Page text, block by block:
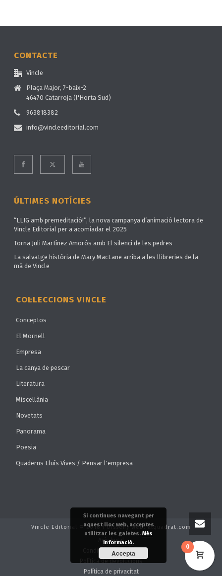
CONTACTE
Vincle
Plaça Major, 7-baix-2
46470 Catarroja (l'Horta Sud)
963818382
info@vincleeditorial.com
ÚLTIMES NOTÍCIES
“LLIG amb premeditació!”, la nova campanya d’animació lectora de
Vincle Editorial per a acomiadar el 2025
Torna Juli Martínez Amorós amb El silenci de les pedres
La salvatge història de Mary MacLane arriba a les llibreries de la
mà de Vincle
COL·LECCIONS VINCLE
Conceptos
El Mornell
Empresa
La canya de pescar
Literatura
Miscel·lània
Novetats
Panorama
Poesia
Quaderns Lluís Vives / Pensar l'empresa
Vincle Editorial © 2018 | Disseny web: alquadrat.com
Avís legal
Condicions de venda
Política de devolucions
Política de privacitat
0
Si continues navegant per
aquest lloc web, acceptes
utilitzar les galetes. Més
informació.
Accepta